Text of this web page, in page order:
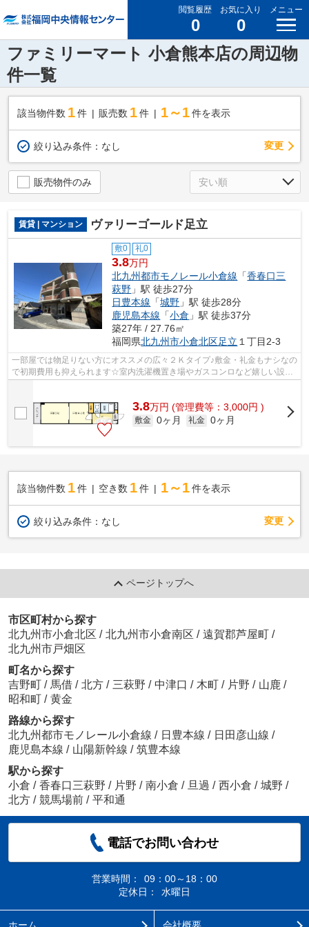
閲覧履歴
0
お気に入り
0
メニュー
ファミリーマート 小倉熊本店の周辺物
件一覧
該当物件数 1件 販売数 1 件 1～1 件を表示
絞り込み条件： なし 変更
販売物件のみ
賃貸 | マンション ヴァリーゴールド足立
敷0 礼0
3.8万円
北九州都市モノレール小倉線 「香春口三
萩野 」駅 徒歩27分
日豊本線 「城野 」駅 徒歩28分
鹿児島本線 「小倉 」駅 徒歩37分
築27年 / 27.76㎡
福岡県北九州市小倉北区足立 １丁目2-3
一部屋では物足りない方にオススメの広々２Ｋタイプ♪敷金・礼金もナシなの
で初期費用も抑えられます☆室内洗濯機置き場やガスコンロなど嬉しい設備
3.8万円 (管理費等：3,000円 )
敷金 0ヶ月 礼金 0ヶ月
該当物件数 1件 空き数 1 件 1～1 件を表示
絞り込み条件： なし 変更
ページトップへ
市区町村から探す
北九州市小倉北区 / 北九州市小倉南区 / 遠賀郡芦屋町 /
北九州市戸畑区
町名から探す
吉野町 / 馬借 / 北方 / 三萩野 / 中津口 / 木町 / 片野 / 山鹿 /
昭和町 / 黄金
路線から探す
北九州都市モノレール小倉線 / 日豊本線 / 日田彦山線 /
鹿児島本線 / 山陽新幹線 / 筑豊本線
駅から探す
小倉 / 香春口三萩野 / 片野 / 南小倉 / 旦過 / 西小倉 / 城野 /
北方 / 競馬場前 / 平和通
電話でお問い合わせ
営業時間：
09：00～18：00
定休日：
水曜日